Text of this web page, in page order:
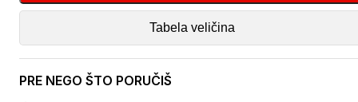
Tabela veličina
PRE NEGO ŠTO PORUČIŠ